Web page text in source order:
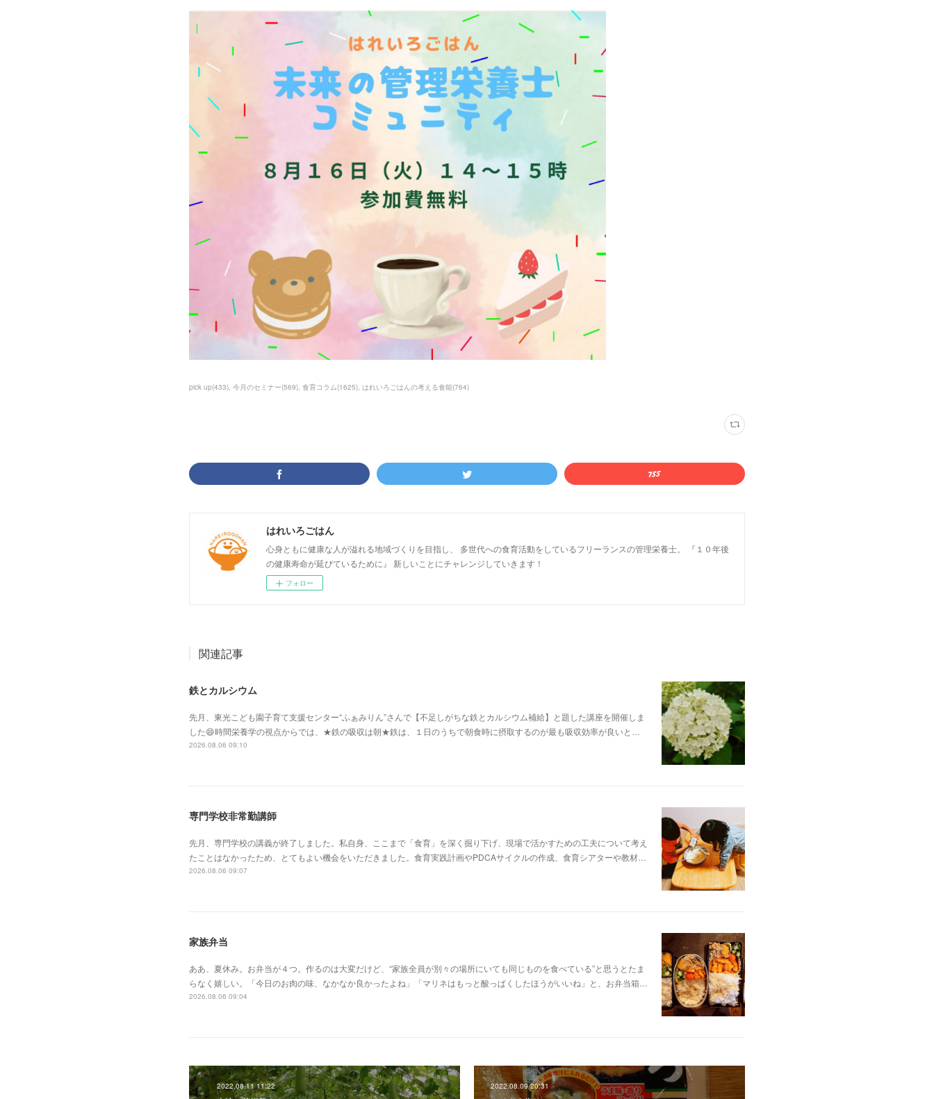
pick up(433) 今月のセミナー(569) 食育コラム(1625) はれいろごはんの考える食能(764)
はれいろごはん
心身ともに健康な人が溢れる地域づくりを目指し、 多世代への食育活動をしているフリーランスの管理栄養士。 『１０年後
の健康寿命が延びているために』 新しいことにチャレンジしていきます！
フォロー
関連記事
鉄とカルシウム
先月、東光こども園子育て支援センター“ふぁみりん”さんで【不足しがちな鉄とカルシウム補給】と題した講座を開催しま
した😄時間栄養学の視点からでは、★鉄の吸収は朝★​鉄は、１日のうちで朝食時に摂取するのが最も吸収効率が良いと…
2026.08.06 09:10
専門学校非常勤講師
先月、専門学校の講義が終了しました。私自身、ここまで「食育」を深く掘り下げ、現場で活かすための工夫について考え
たことはなかったため、とてもよい機会をいただきました。食育実践計画やPDCAサイクルの作成、食育シアターや教材…
2026.08.06 09:07
家族弁当
ああ、夏休み。お弁当が４つ。作るのは大変だけど、“家族全員が別々の場所にいても同じものを食べている”と思うとたま
らなく嬉しい。「今日のお肉の味、なかなか良かったよね」「マリネはもっと酸っぱくしたほうがいいね」と、お弁当箱…
2026.08.06 09:04
2022.08.11 11:22 2022.08.09 20:31